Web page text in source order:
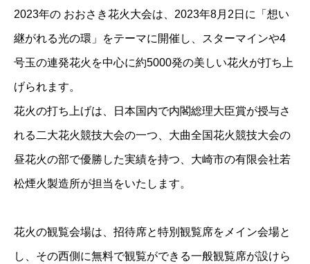
2023年の おおさき花火大会は、2023年8月2日に「想い
継がれる光の環」をテーマに開催し、スターマインや4
号玉の連発花火を中心に約5000発の美しい花火が打ち上
げられます。
花火の打ち上げは、日本国内で内閣総理大臣賞が授与さ
れる二大花火競技大会の一つ、大曲全国花火競技大会の
昼花火の部で優勝した実績を持つ、大崎市の有限会社若
松煙火製造所が担当をいたします。
花火の観覧会場は、招待席と特別観覧席をメイン会場と
し、その西側に無料で観覧ができる一般観覧席が設けら